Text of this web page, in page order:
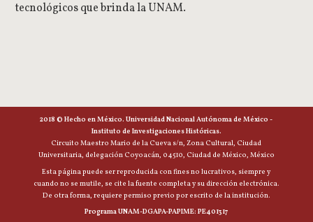
tecnológicos que brinda la UNAM.
2018 © Hecho en México. Universidad Nacional Autónoma de México -
Instituto de Investigaciones Históricas.
Circuito Maestro Mario de la Cueva s/n, Zona Cultural, Ciudad
Universitaria, delegación Coyoacán, 04510, Ciudad de México, México
Esta página puede ser reproducida con fines no lucrativos, siempre y
cuando no se mutile, se cite la fuente completa y su dirección electrónica.
De otra forma, requiere permiso previo por escrito de la institución.
Programa UNAM-DGAPA-PAPIME: PE401317